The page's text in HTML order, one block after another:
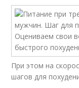
При этом на
шагов для